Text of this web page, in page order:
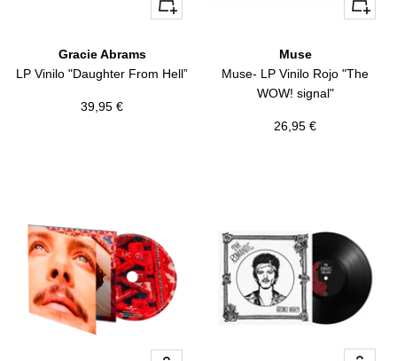
Añadir
Gracie Abrams
LP Vinilo "Daughter From Hell”
Precio
39,95 €
Añadir
Muse
Muse- LP Vinilo Rojo "The
WOW! signal"
Precio
26,95 €